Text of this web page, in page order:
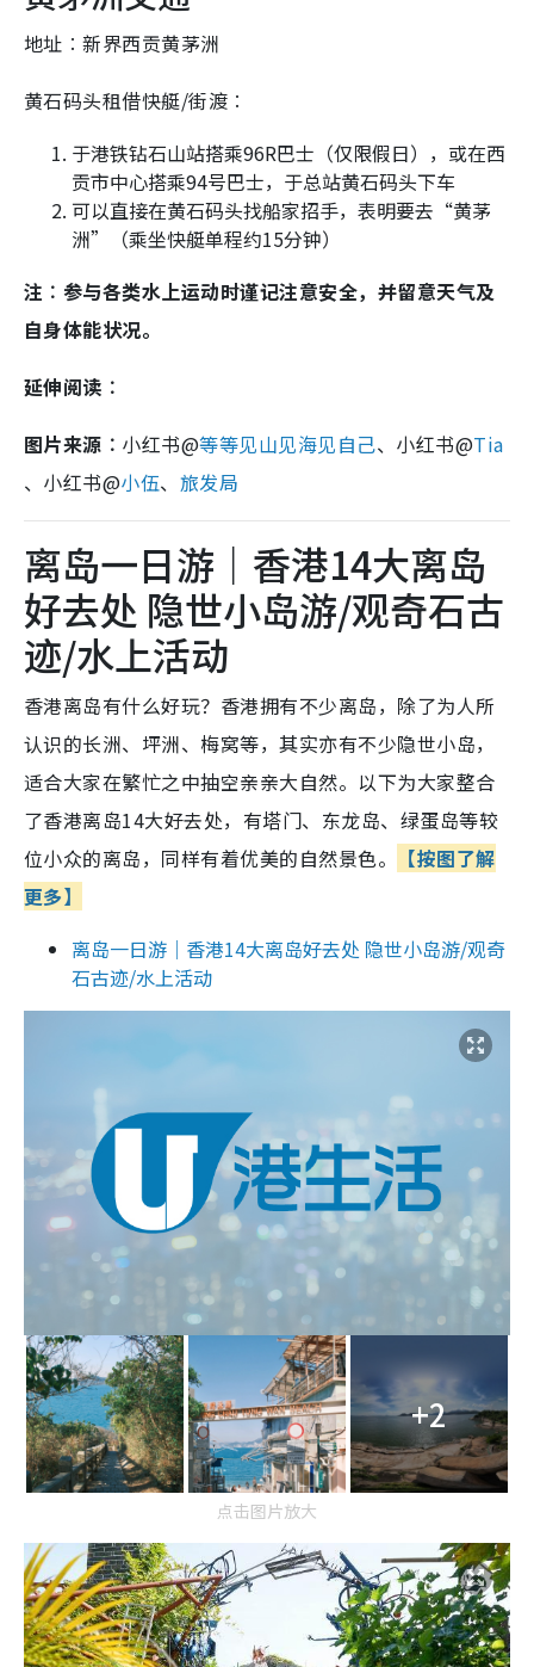
地址︰新界西贡黄茅洲
黄石码头租借快艇/街渡︰
于港铁钻石山站搭乘96R巴士（仅限假日），或在西
贡市中心搭乘94号巴士，于总站黄石码头下车
可以直接在黄石码头找船家招手，表明要去“黄茅
洲”（乘坐快艇单程约15分钟）
注︰参与各类水上运动时谨记注意安全，并留意天气及
自身体能状况。
延伸阅读︰
图片来源︰ 小红书@等等见山见海见自己、小红书@Tia
、小红书@小伍、 旅发局
离岛一日游｜香港14大离岛
好去处 隐世小岛游/观奇石古
迹/水上活动
香港离岛有什么好玩？香港拥有不少离岛，除了为人所
认识的长洲、坪洲、梅窝等，其实亦有不少隐世小岛，
适合大家在繁忙之中抽空亲亲大自然。以下为大家整合
了香港离岛14大好去处，有塔门、东龙岛、绿蛋岛等较
位小众的离岛，同样有着优美的自然景色。
【按图了解
更多】
离岛一日游｜香港14大离岛好去处 隐世小岛游/观奇
石古迹/水上活动
+2
点击图片放大